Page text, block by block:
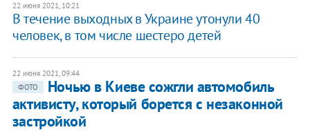
22 июня 2021, 10:21
В течение выходных в Украине утонули 40
человек, в том числе шестеро детей
22 июня 2021, 09:44
ФОТО
Ночью в Киеве сожгли автомобиль
активисту, который борется с незаконной
застройкой